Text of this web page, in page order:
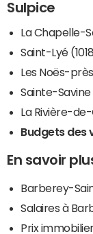
Sulpice
La Chapelle-
Saint-Lyé
Les Noës-
Sainte-Savine
La Rivière-
Budgets des
En savoir
Barberey-
Salaires à
Prix